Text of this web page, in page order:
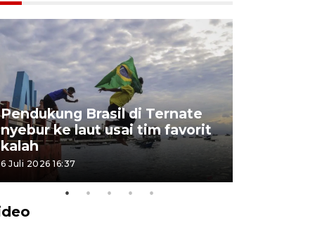
Pendukung Brasil di Ternate
nyebur ke laut usai tim favorit
kalah
6 Juli 2026 16:37